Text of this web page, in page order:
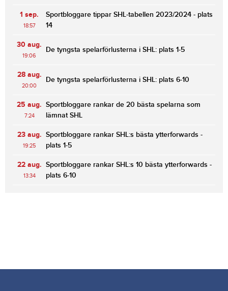
1 sep.
18:57
Sportbloggare tippar SHL-tabellen 2023/2024 - plats
14
30 aug.
19:06
De tyngsta spelarförlusterna i SHL: plats 1-5
28 aug.
20:00
De tyngsta spelarförlusterna i SHL: plats 6-10
25 aug.
7:24
Sportbloggare rankar de 20 bästa spelarna som
lämnat SHL
23 aug.
19:25
Sportbloggare rankar SHL:s bästa ytterforwards -
plats 1-5
22 aug.
13:34
Sportbloggare rankar SHL:s 10 bästa ytterforwards -
plats 6-10